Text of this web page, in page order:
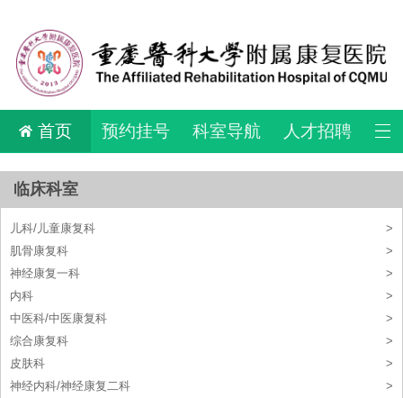
首页 预约挂号 科室导航 人才招聘
临床科室
儿科/儿童康复科
>
肌骨康复科
>
神经康复一科
>
内科
>
中医科/中医康复科
>
综合康复科
>
皮肤科
>
神经内科/神经康复二科
>